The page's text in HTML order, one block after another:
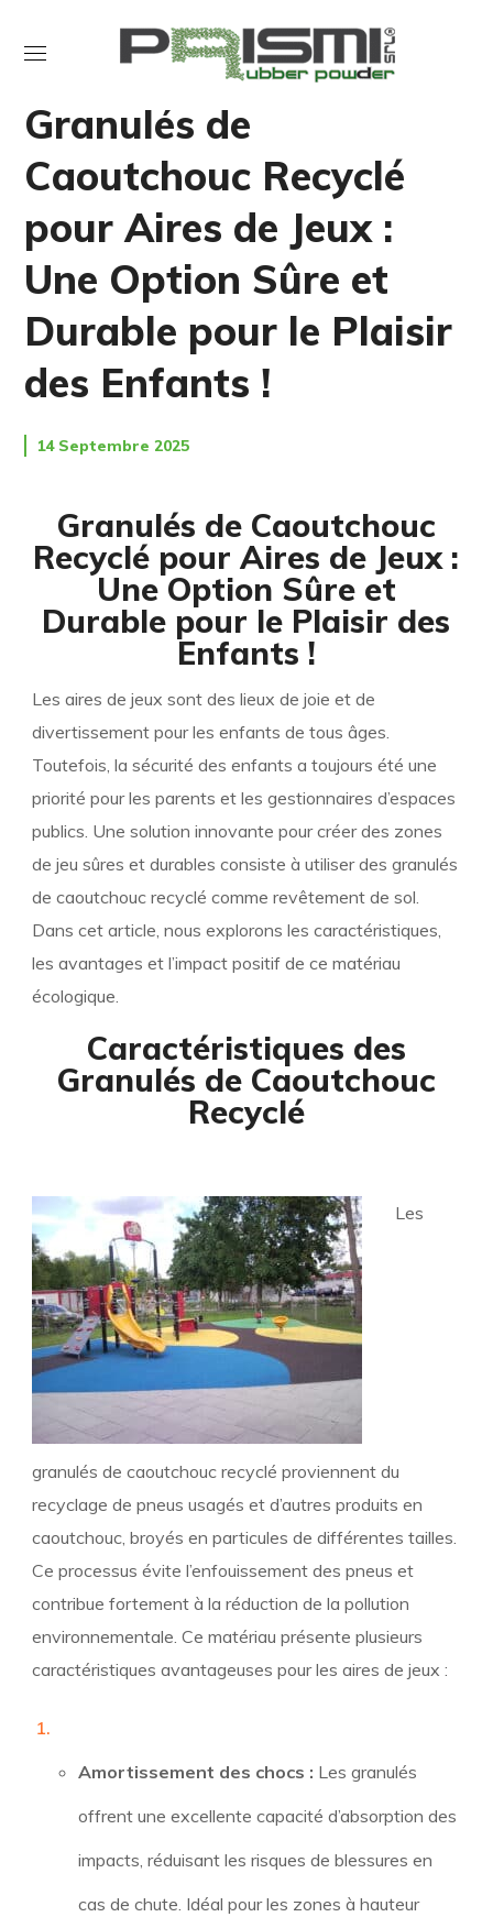
NON CLASSIFIÉ(E)
Granulés de
Caoutchouc Recyclé
pour Aires de Jeux :
Une Option Sûre et
Durable pour le Plaisir
des Enfants !
14 Septembre 2025
Granulés de Caoutchouc
Recyclé pour Aires de Jeux :
Une Option Sûre et
Durable pour le Plaisir des
Enfants !
Les aires de jeux sont des lieux de joie et de
divertissement pour les enfants de tous âges.
Toutefois, la sécurité des enfants a toujours été une
priorité pour les parents et les gestionnaires d’espaces
publics. Une solution innovante pour créer des zones
de jeu sûres et durables consiste à utiliser des granulés
de caoutchouc recyclé comme revêtement de sol.
Dans cet article, nous explorons les caractéristiques,
les avantages et l’impact positif de ce matériau
écologique.
Caractéristiques des
Granulés de Caoutchouc
Recyclé
Les
granulés de caoutchouc recyclé proviennent du
recyclage de pneus usagés et d’autres produits en
caoutchouc, broyés en particules de différentes tailles.
Ce processus évite l’enfouissement des pneus et
contribue fortement à la réduction de la pollution
environnementale. Ce matériau présente plusieurs
caractéristiques avantageuses pour les aires de jeux :
Amortissement des chocs : Les granulés
offrent une excellente capacité d’absorption des
impacts, réduisant les risques de blessures en
cas de chute. Idéal pour les zones à hauteur